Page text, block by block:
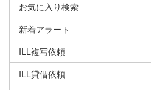
お気に入り検索
新着アラート
ILL複写依頼
ILL貸借依頼